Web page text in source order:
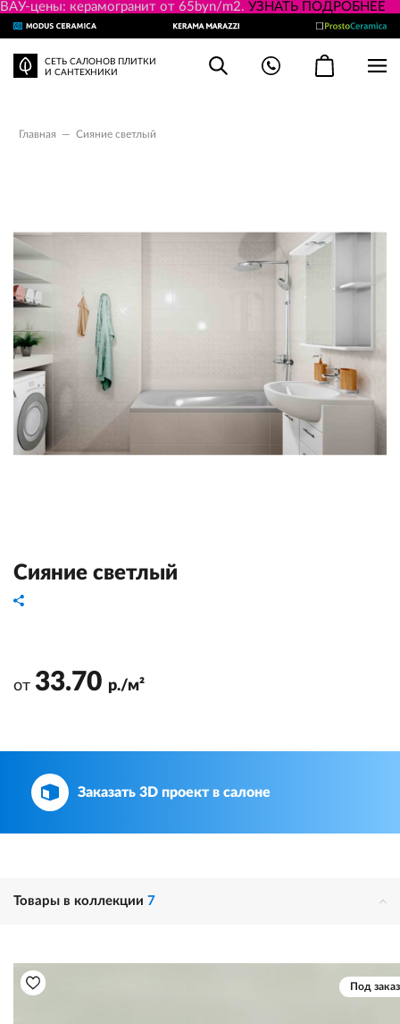
ВАУ-цены: керамогранит от 65byn/m2. УЗНАТЬ ПОДРОБНЕЕ
СЕТЬ САЛОНОВ ПЛИТКИ
И САНТЕХНИКИ
Главная — Сияние светлый
Сияние светлый
от 33.70 р./м²
Заказать 3D проект в салоне
Товары в коллекции 7
Под заказ